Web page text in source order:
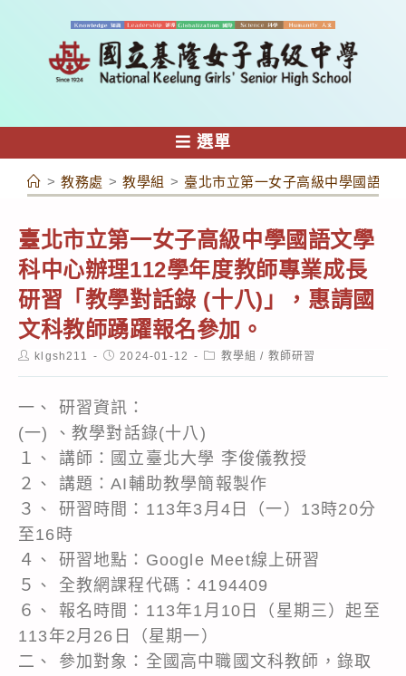
容
選單
> 教務處 > 教學組 > 臺北市立第一女子高級中學國語文
臺北市立第一女子高級中學國語文學
科中心辦理112學年度教師專業成長
研習「教學對話錄 (十八)」，惠請國
文科教師踴躍報名參加。
Postklgsh211
Post2024-01-12
Post教學組 / 教師研習
一、 研習資訊：
(一) 、教學對話錄(十八)
１、 講師：國立臺北大學 李俊儀教授
２、 講題：AI輔助教學簡報製作
３、 研習時間：113年3月4日（一）13時20分
至16時
４、 研習地點：Google Meet線上研習
５、 全教網課程代碼：4194409
６、 報名時間：113年1月10日（星期三）起至
113年2月26日（星期一）
二、 參加對象：全國高中職國文科教師，錄取